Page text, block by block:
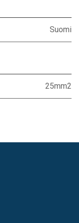
Suomi
25mm2